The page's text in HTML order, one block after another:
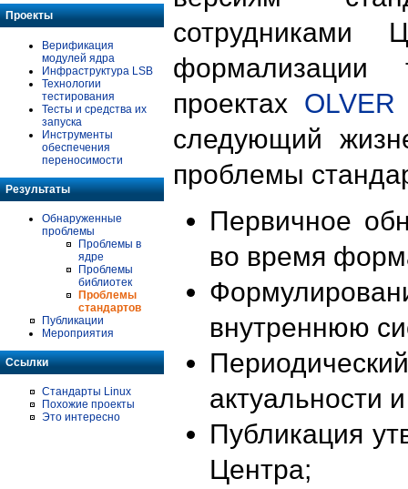
Проекты
Верификация
модулей ядра
Инфраструктура LSB
Технологии
тестирования
Тесты и средства их
запуска
Инструменты
обеспечения
переносимости
Результаты
Обнаруженные
проблемы
Проблемы в
ядре
Проблемы
библиотек
Проблемы
стандартов
Публикации
Мероприятия
Ссылки
Стандарты Linux
Похожие проекты
Это интересно
формализации
проектах OLVER
следующий
проблемы
Первичное
во время
внутреннюю
актуальности
Публикация
Центра;